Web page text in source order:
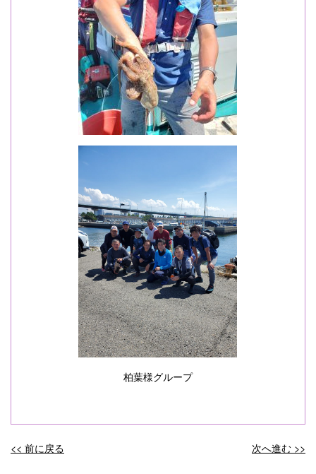
柏葉様グループ
投<< 前に戻る 次へ進む >>